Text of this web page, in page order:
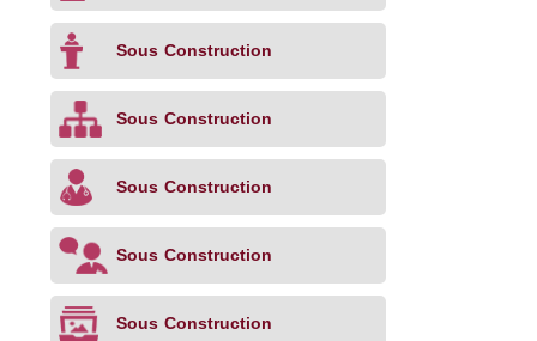
Sous Construction
Sous Construction
Sous Construction
Sous Construction
Sous Construction